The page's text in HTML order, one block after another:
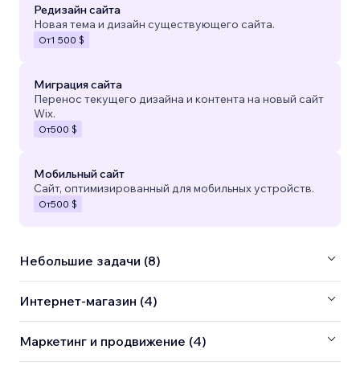
Редизайн сайта
Новая тема и дизайн существующего сайта.
От1 500 $
Миграция сайта
Перенос текущего дизайна и контента на новый сайт
Wix.
От500 $
Мобильный сайт
Сайт, оптимизированный для мобильных устройств.
От500 $
Небольшие задачи (8)
Интернет-магазин (4)
Маркетинг и продвижение (4)